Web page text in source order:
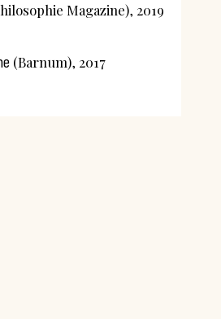
Magazine), 2019
(Barnum), 2017